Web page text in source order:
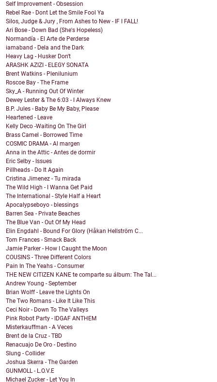
Self Improvement - Obsession
Rebel Rae - Dont Let the Smile Fool Ya
Silos, Judge & Jury , From Ashes to New - IF I FALL!
Ari Bose - Down Bad (She's Hopeless)
Normandía - El Arte de Perderse
iamaband - Dela and the Dark
Heavy Lag - Husker Don't
ARASHK AZIZI - ELEGY SONATA
Brent Watkins - Plenilunium
Roscoe Bay - The Frame
Sky_A - Running Out Of Winter
Dewey Lester & The 6:03 - I Always Knew
B.P. Jules - Baby Be My Baby, Please
Heartened - Leave
Kelly Deco -Waiting On The Girl
Brass Camel - Borrowed Time
COSMIC DRAMA - Al margen
Anna in the Attic - Antes de dormir
Eric Selby - Issues
Pillheads - Do It Again
Cristina Jimenez - Tu mirada
The Wild High - I Wanna Get Paid
The International - Style Half a Heart
Apocalypseboyo - blessings
Barren Sea - Private Beaches
The Blue Van - Out Of My Head
Elin Engdahl - Bound For Glory (Håkan Hellström C...
Tom Frances - Smack Back
Jamie Parker - How I Caught the Moon
COUSINS - Three Different Colors
Pain In The Yeahs - Consumer
THE NEW CITIZEN KANE te comparte su álbum: The Tal...
Andrew Young - September
Brian Wolff - Leave the Lights On
The Two Romans - Like It Like This
Ceci Noir - Down To The Valleys
Pink Robot Party - IDGAF ANTHEM
Misterkauffman - A Veces
Brent de la Cruz - TBD
Renacuajo De Oro - Destino
Slung - Collider
Joshua Skerra - The Garden
GUNMOLL - L.O.V.E
Michael Zucker - Let You In